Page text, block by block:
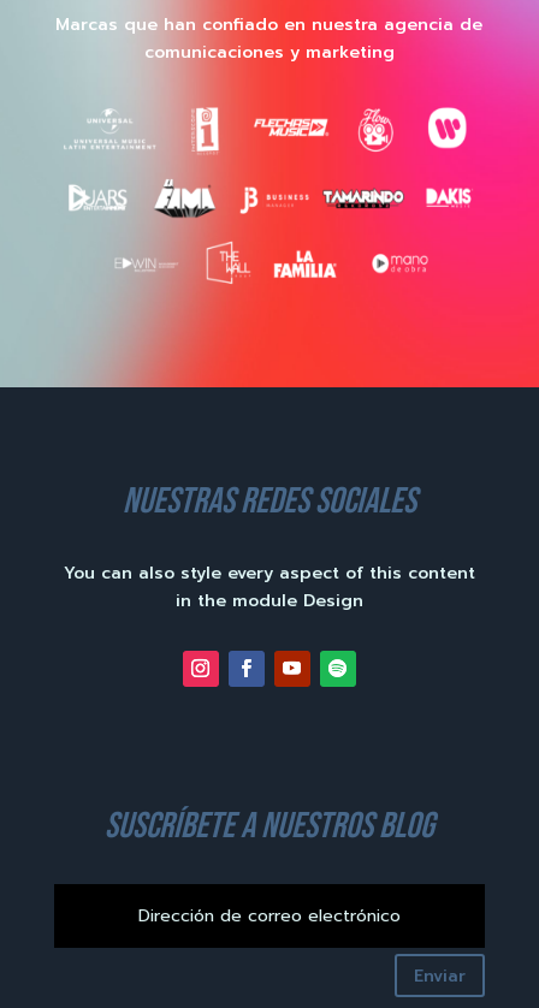
Marcas que han confiado en nuestra agencia de
comunicaciones y marketing
nuestras redes sociales
You can also style every aspect of this content
in the module Design
suscríbete a nuestros blog
Enviar